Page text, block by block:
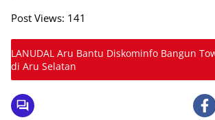
Post Views: 141
LANUDAL Aru Bantu Diskominfo Bangun
di Aru Selatan